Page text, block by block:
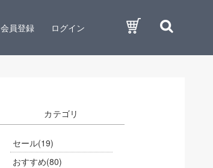
会員登録 ログイン
カテゴリ
セール(19)
おすすめ(80)